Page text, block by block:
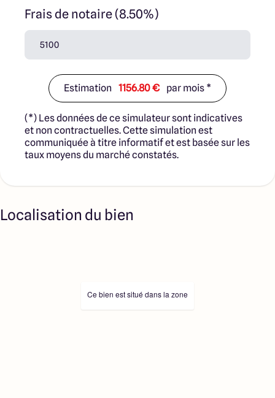
Frais de notaire (8.50%)
Estimation 1156.80 € par mois *
(*) Les données de ce simulateur sont indicatives
et non contractuelles. Cette simulation est
communiquée à titre informatif et est basée sur les
taux moyens du marché constatés.
Localisation du bien
Ce bien est situé dans la zone